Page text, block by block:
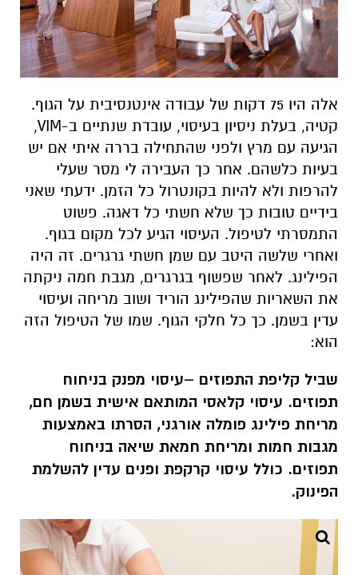
אלה היו 75 דקות של עבודה אינטנסיבית על הגוף.
קטיה, בעלת ניסיון בעיסוי, עובדת שנתיים ב-VIM,
הגיעה עם מרץ ולפני שהתחילה בררה איתי אם יש
בעיות כלשהם. אחר כך העבירה לי מסר שעלי
להרפות ולא להיות בקונטרול כל הזמן. ידעתי שאני
בידיים טובות כך שלא חשתי כל דאגה. פשוט
התמסרתי לטיפול. העיסוי הגיע לכל מקום בגוף.
ואחרי שלשה היטב עם שמן חשתי גרגרים. זה היה
הפילינג. לאחר שפשוף בגרגרים, מגבת חמה ניקתה
את השאריות שהפילינג הוריד ושוב מריחה ועיסוי
עדין בשמן. כך כל חלקי הגוף. שמו של הטיפול הזה
הוא:
שביל קליפת התפוזים –עיסוי מפנק בניחוח
תפוזים. עיסוי קלאסי המותאם אישית בשמן חם,
מריחת פילינג פומלה אורגני, הסרתו באמצעות
מגבות חמות ומריחת חמאת שיאה בניחוח
תפוזים. כולל עיסוי קרקפת ופנים עדין להשלמת
הפינוק.